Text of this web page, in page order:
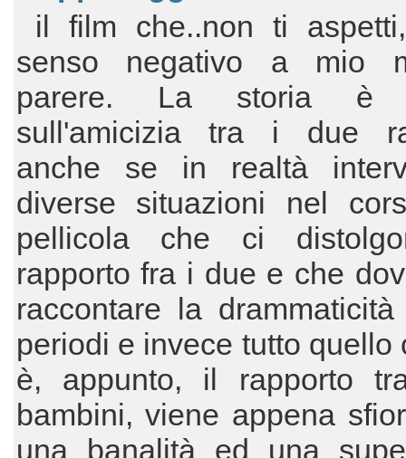
il film che..non ti
senso negativo a mio
parere. La storia è
sull'amicizia tra i due
anche se in realtà
diverse situazioni nel
pellicola che ci
rapporto fra i due e che
raccontare la
periodi e invece tutto quello
è, appunto, il rapporto
bambini, viene appena
una banalità ed una